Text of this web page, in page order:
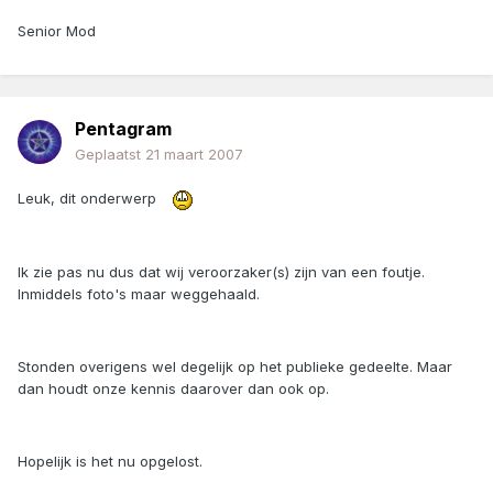
Senior Mod
Pentagram
Geplaatst 21 maart 2007
Leuk, dit onderwerp
Ik zie pas nu dus dat wij veroorzaker(s) zijn van een foutje.
Inmiddels foto's maar weggehaald.
Stonden overigens wel degelijk op het publieke gedeelte. Maar
dan houdt onze kennis daarover dan ook op.
Hopelijk is het nu opgelost.